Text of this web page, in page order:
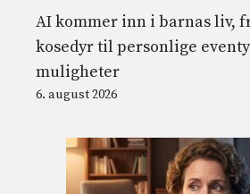
AI kommer inn i barnas liv,
kosedyr til personlige
muligheter
6. august 2026